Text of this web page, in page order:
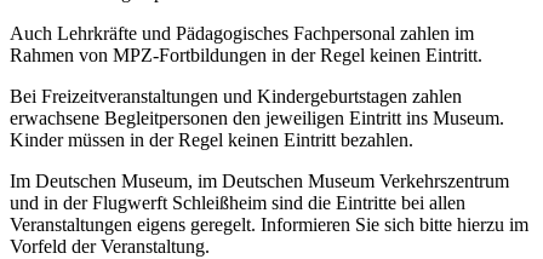
Auch Lehrkräfte und Pädagogisches Fachpersonal zahlen im
Rahmen von MPZ-Fortbildungen in der Regel keinen Eintritt.
Bei Freizeitveranstaltungen und Kindergeburtstagen zahlen
erwachsene Begleitpersonen den jeweiligen Eintritt ins Museum.
Kinder müssen in der Regel keinen Eintritt bezahlen.
Im Deutschen Museum, im Deutschen Museum Verkehrszentrum
und in der Flugwerft Schleißheim sind die Eintritte bei allen
Veranstaltungen eigens geregelt. Informieren Sie sich bitte hierzu im
Vorfeld der Veranstaltung.